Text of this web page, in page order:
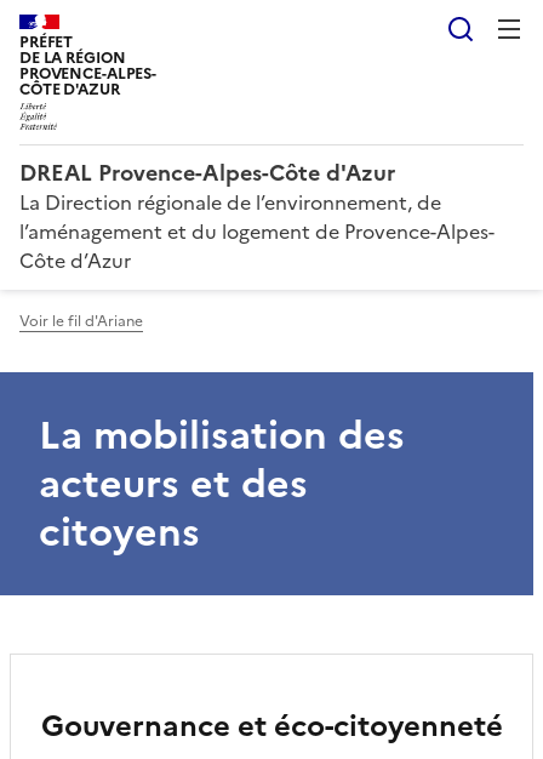
PRÉFET
DE LA RÉGION
PROVENCE-ALPES-
CÔTE D'AZUR
DREAL Provence-Alpes-Côte d'Azur
La Direction régionale de l’environnement, de
l’aménagement et du logement de Provence-Alpes-
Côte d’Azur
Voir le fil d'Ariane
La mobilisation des
acteurs et des
citoyens
Gouvernance et éco-citoyenneté